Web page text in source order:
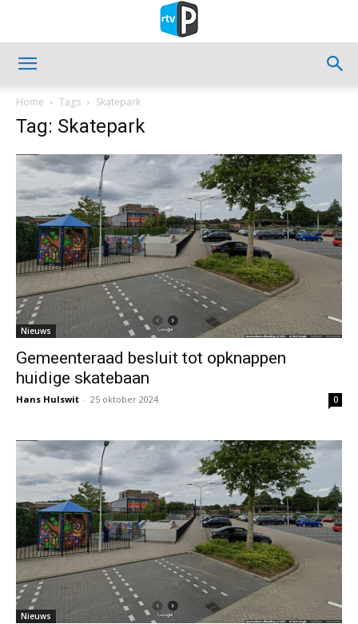
Home Tags Skatepark
Tag: Skatepark
Nieuws
Gemeenteraad besluit tot opknappen
huidige skatebaan
Hans Hulswit - 25 oktober 2024 0
Nieuws